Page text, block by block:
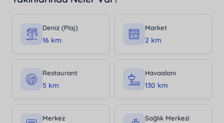
Deniz (Plaj)
16 km
Market
2 km
Restaurant
5 km
Havaalanı
130 km
Merkez Sağlık Merkezi